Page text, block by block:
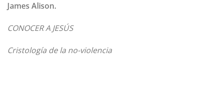
James Alison.
CONOCER A JESÚS
Cristología de la no-violencia